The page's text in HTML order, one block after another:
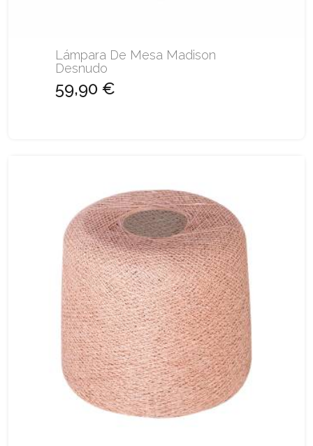
Lámpara De Mesa Madison
Desnudo
59,90 €